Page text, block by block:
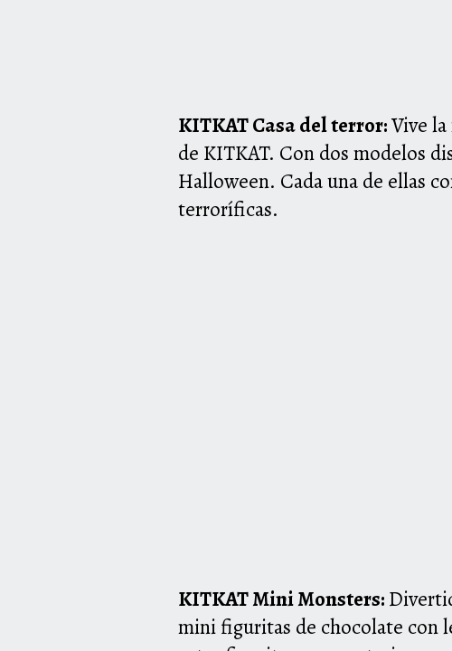
KITKATCasa del terror:Vive
de KITKAT. Con dosmodelos
Halloween. Cada una de ellas
terroríficas.
KITKATMini Monsters:
mini figuritas de chocolate con